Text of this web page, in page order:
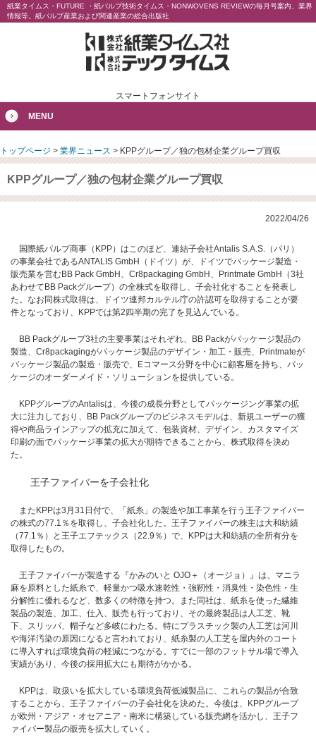
紙業タイムス・FUTURE ・紙パルプ技術タイムス・NONWOVENS REVIEWの毎月号案内、業界
情報等。紙パルプ産業および関連産業の総合出版社
スマートフォンサイト
MENU
トップページ > 業界ニュース > KPPグループ／独の包材企業グループ買収
KPPグループ／独の包材企業グループ買収
2022/04/26
国際紙パルプ商事（KPP）はこのほど、連結子会社Antalis S.A.S.（パリ）
の事業会社であるANTALIS GmbH（ドイツ）が、ドイツでパッケージ製造・
販売業を営むBB Pack GmbH、Cr8packaging GmbH、Printmate GmbH（3社
あわせてBB Packグループ）の全株式を取得し、子会社化することを発表し
た。なお同株式取得は、ドイツ連邦カルテル庁の許認可を取得することが要
件となっており、KPPでは第2四半期の完了を見込んでいる。
BB Packグループ3社の主要事業はそれぞれ、BB Packがパッケージ製品の
製造、Cr8packagingがパッケージ製品のデザイン・加工・販売、Printmateが
パッケージ製品の製造・販売で、Eコマース分野を中心に顧客層を持ち、パッ
ケージのオーダーメイド・ソリューションを提供している。
KPPグループのAntalisは、今後の成長分野としてパッケージング事業の拡
大に注力しており、BB Packグループのビジネスモデルは、新規ユーザーの獲
得や商品ラインアップの拡充に加えて、包装資材、デザイン、カスタマイズ
印刷の面でパッケージ事業の拡大が期待できることから、株式取得を決め
た。
王子ファイバーを子会社化
またKPPは3月31日付で、「紙糸」の製造や加工事業を行う王子ファイバー
の株式の77.1％を取得し、子会社化した。王子ファイバーの株主は大和紡績
（77.1％）と王子エフテックス（22.9％）で、KPPは大和紡績の全所有分を
取得したもの。
王子ファイバーが製造する『かみのいと OJO＋（オージョ）』は、マニラ
麻を原料とした紙糸で、軽量かつ吸水速乾性・強靭性・消臭性・染色性・生
分解性に優れるなど、数多くの特徴を持つ。また同社は、紙糸を使った繊維
製品の製造、加工、仕入、販売も行っており、その最終製品は人工芝、靴
下、スリッパ、帽子など多岐にわたる。特にプラスチック製の人工芝は河川
や海洋汚染の原因になると言われており、紙糸製の人工芝を屋内外のコート
に導入すれば環境負荷の軽減につながる。すでに一部のフットサル場で導入
実績があり、今後の採用拡大にも期待がかかる。
KPPは、取扱いを拡大している環境負荷低減製品に、これらの製品が合致
することから、王子ファイバーの子会社化を決めた。今後は、KPPグループ
が欧州・アジア・オセアニア・南米に構築している販売網を活かし、王子フ
ァイバー製品の販売を拡大していく。